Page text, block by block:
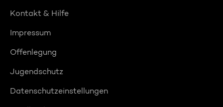
Kontakt & Hilfe
Impressum
Offenlegung
Jugendschutz
Datenschutzeinstellungen